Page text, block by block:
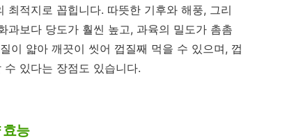
적지로 꼽힙니다. 따뜻한 기후와 해풍, 그리
과보다 당도가 훨씬 높고, 과육의 밀도가 촘촘
이 얇아 깨끗이 씻어 껍질째 먹을 수 있으며, 껍
있다는 장점도 있습니다.
효능